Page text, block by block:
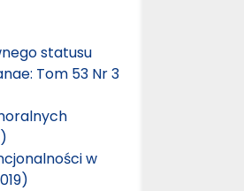
statusu
Tom 53 Nr 3
w